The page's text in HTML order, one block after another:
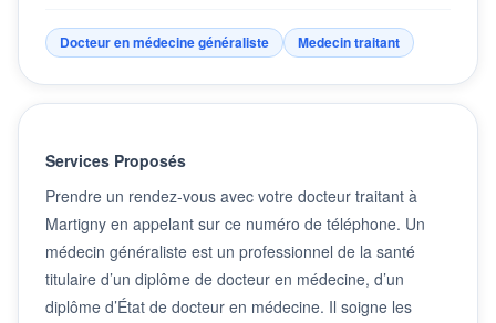
Docteur en médecine généraliste Medecin traitant
Services Proposés
Prendre un rendez-vous avec votre docteur traitant à
Martigny en appelant sur ce numéro de téléphone. Un
médecin généraliste est un professionnel de la santé
titulaire d’un diplôme de docteur en médecine, d’un
diplôme d’État de docteur en médecine. Il soigne les